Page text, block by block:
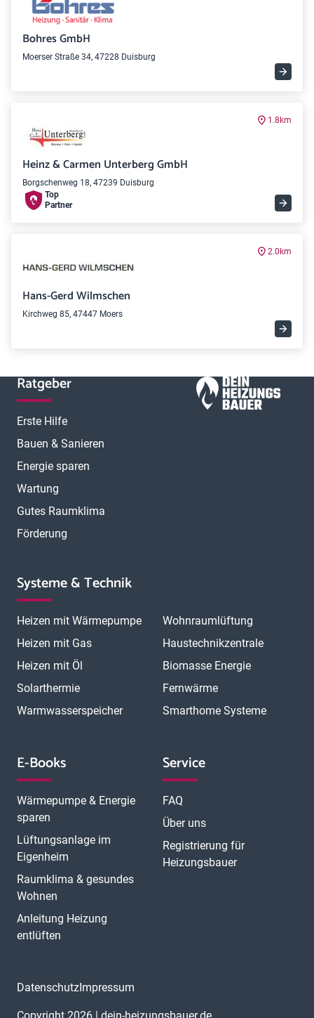
Bohres GmbH
Moerser Straße 34, 47228 Duisburg
1.8km
Heinz & Carmen Unterberg GmbH
Borgschenweg 18, 47239 Duisburg
Top
Partner
2.0km
Hans-Gerd Wilmschen
Kirchweg 85, 47447 Moers
Ratgeber
Erste Hilfe
Bauen & Sanieren
Energie sparen
Wartung
Gutes Raumklima
Förderung
Systeme & Technik
Heizen mit Wärmepumpe
Heizen mit Gas
Heizen mit Öl
Solarthermie
Warmwasserspeicher
Wohnraumlüftung
Haustechnikzentrale
Biomasse Energie
Fernwärme
Smarthome Systeme
E-Books
Wärmepumpe & Energie
sparen
Lüftungsanlage im
Eigenheim
Raumklima & gesundes
Wohnen
Anleitung Heizung
entlüften
Service
FAQ
Über uns
Registrierung für
Heizungsbauer
DatenschutzImpressum